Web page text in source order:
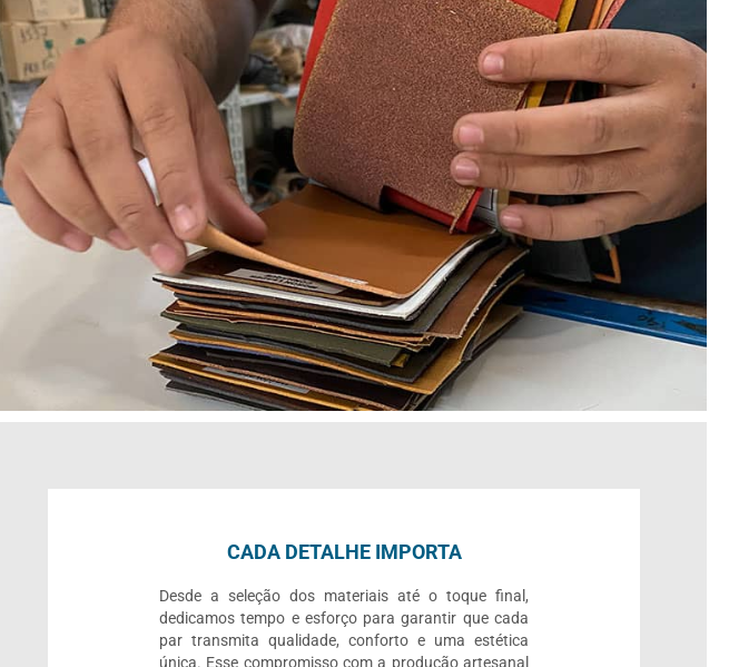
CADA DETALHE IMPORTA
Desde a seleção dos materiais até o toque final,
dedicamos tempo e esforço para garantir que cada
par transmita qualidade, conforto e uma estética
única. Esse compromisso com a produção artesanal